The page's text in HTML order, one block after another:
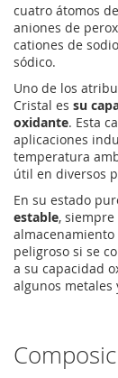
cuatro átomos
aniones de
cationes de
sódico.
Uno de los
Cristal es su
oxidante. Esta
aplicaciones
temperatura
útil en diversos
En su estado
estable,
peligroso si se
a su capacidad
algunos metales